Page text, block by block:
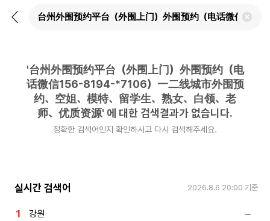
뒤
검
'台州外围预约平台（外围上门）外围预约（电
话微信156-8194-*7106）一二线城市外围预
约、空姐、模特、留学生、熟女、白领、老
师、优质资源' 에 대한 검색결과가 없습니다.
정확한 검색어인지 확인하시고 다시 검색해주세요.
실시간 검색어 2026.8.6 20:00 기준
강원